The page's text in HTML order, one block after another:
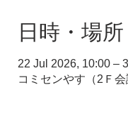
日時・場所
22 Jul 2026, 10:00 –
コミセンやす（2Ｆ